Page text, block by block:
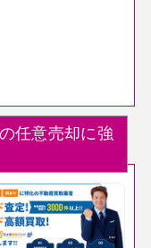
任意売却に強